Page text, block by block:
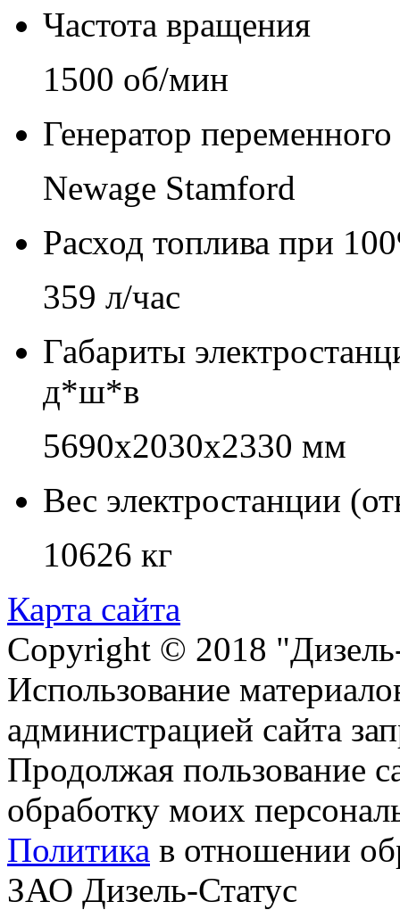
Частота вращения
1500 об/мин
Генератор переменного
Newage Stamford
Расход топлива при
359 л/час
Габариты
д*ш*в
5690х2030х2330 мм
Вес электростанции
10626 кг
Карта сайта
Copyright © 2018
Использование
администрацией сайта
Продолжая пользование
обработку моих
Политика в отношении
ЗАО Дизель-Статус